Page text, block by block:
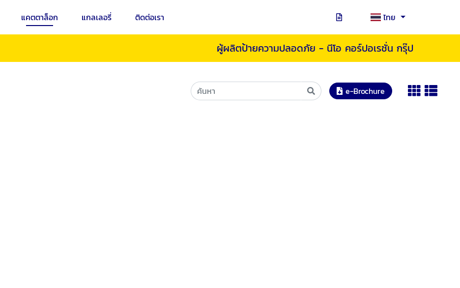
แคตตาล็อก แกลเลอรี่ ติดต่อเรา ไทย
ผู้ผลิตป้ายความปลอดภัย - นีโอ คอร์ปอเรชั่น กรุ๊ป
e-Brochure